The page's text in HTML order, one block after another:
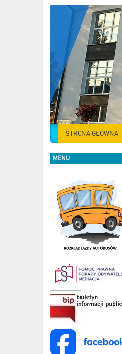
STRONA GŁÓWNA
MENU